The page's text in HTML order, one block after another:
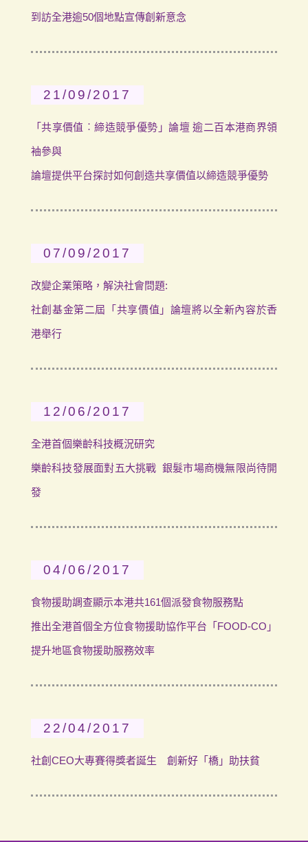
到訪全港逾50個地點宣傳創新意念
21/09/2017
「共享價值︰締造競爭優勢」論壇 逾二百本港商界領
袖參與
論壇提供平台探討如何創造共享價值以締造競爭優勢
07/09/2017
改變企業策略，解決社會問題:
社創基金第二屆「共享價值」論壇將以全新內容於香
港舉行
12/06/2017
全港首個樂齡科技概況研究
樂齡科技發展面對五大挑戰 銀髮市場商機無限尚待開
發
04/06/2017
食物援助調查顯示本港共161個派發食物服務點
推出全港首個全方位食物援助協作平台「FOOD-CO」
提升地區食物援助服務效率
22/04/2017
社創CEO大專賽得獎者誕生 創新好「橋」助扶貧